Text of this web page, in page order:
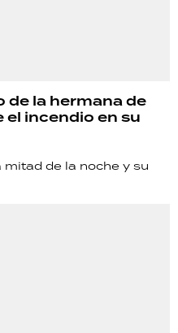
de la hermana de
incendio en su
de la noche y su